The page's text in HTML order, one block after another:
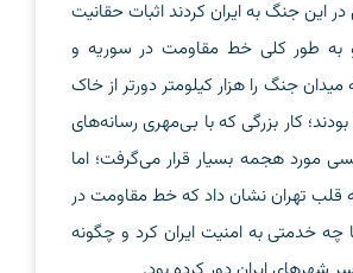
در این جنگ به ایران کردند اثبات حقانیت
به طور کلی خط مقاومت در سوریه و
میدان جنگ را هزار کیلومتر دورتر از خاک
کار بزرگی که با بی‌مهری رسانه‌های
مورد هجمه بسیار قرار می‌گرفت؛ اما
قلب تهران نشان داد که خط مقاومت در
خدمتی به امنیت ایران کرد و چگونه